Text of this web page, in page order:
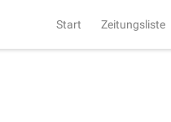
Start Zeitungsliste